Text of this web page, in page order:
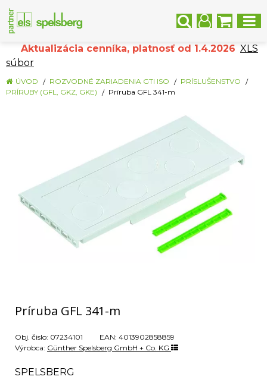
Aktualizácia cenníka, platnosť od 1.4.2026 XLS
súbor
ÚVOD ROZVODNÉ ZARIADENIA GTI ISO
PRÍSLUŠENSTVO
PRÍRUBY (GFL, GKZ, GKE)
Príruba GFL 341-m
Príruba GFL 341-m
Obj. čislo: 07234101 EAN: 4013902858859
Výrobca: Günther Spelsberg GmbH + Co. KG
SPELSBERG